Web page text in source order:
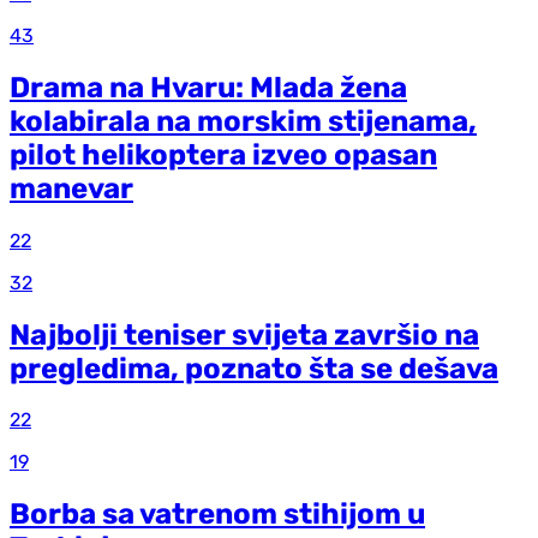
43
Drama na Hvaru: Mlada žena
kolabirala na morskim stijenama,
pilot helikoptera izveo opasan
manevar
22
32
Najbolji teniser svijeta završio na
pregledima, poznato šta se dešava
22
19
Borba sa vatrenom stihijom u